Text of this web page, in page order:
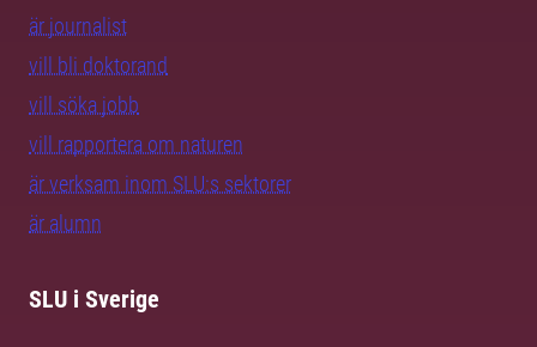
är journalist
vill bli doktorand
vill söka jobb
vill rapportera om naturen
är verksam inom SLU:s sektorer
är alumn
SLU i Sverige